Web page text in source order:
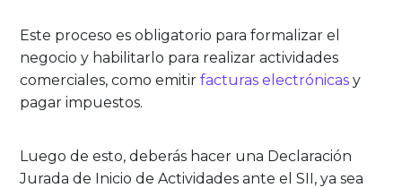
Este proceso es obligatorio para formalizar el
negocio y habilitarlo para realizar actividades
comerciales, como emitirfacturas electrónicas y
pagar impuestos.
Luego de esto, deberás hacer una Declaración
Jurada de Inicio de Actividades ante el SII, ya sea